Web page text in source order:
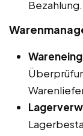
Bezahlung.